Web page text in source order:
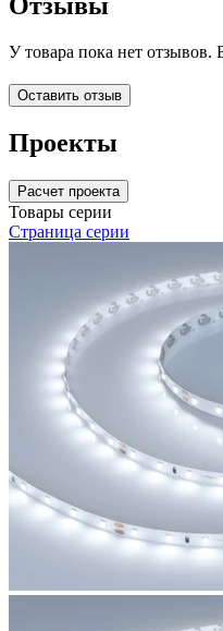
У товара пока нет
Оставить отзыв
Проекты
Расчет проекта
Товары серии
Страница серии